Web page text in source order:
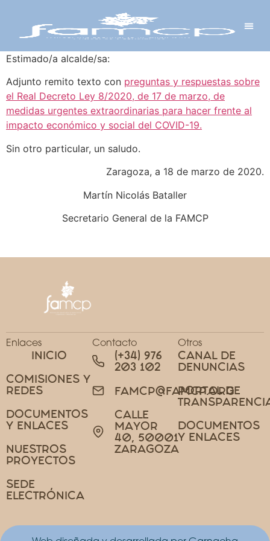
Estimado/a alcalde/sa:
Adjunto remito texto con preguntas y respuestas sobre
el Real Decreto Ley 8/2020, de 17 de marzo, de
medidas urgentes extraordinarias para hacer frente al
impacto económico y social del COVID-19.
Sin otro particular, un saludo.
Zaragoza, a 18 de marzo de 2020.
Martín Nicolás Bataller
Secretario General de la FAMCP
Enlaces
INICIO
COMISIONES Y
REDES
DOCUMENTOS
Y ENLACES
NUESTROS
PROYECTOS
SEDE
ELECTRÓNICA
Contacto
(+34) 976
203 102
FAMCP@FAMCP.ORG
CALLE
MAYOR
40, 50001
ZARAGOZA
Otros
CANAL DE
DENUNCIAS
PORTAL DE
DOCUMENTOS
Y ENLACES